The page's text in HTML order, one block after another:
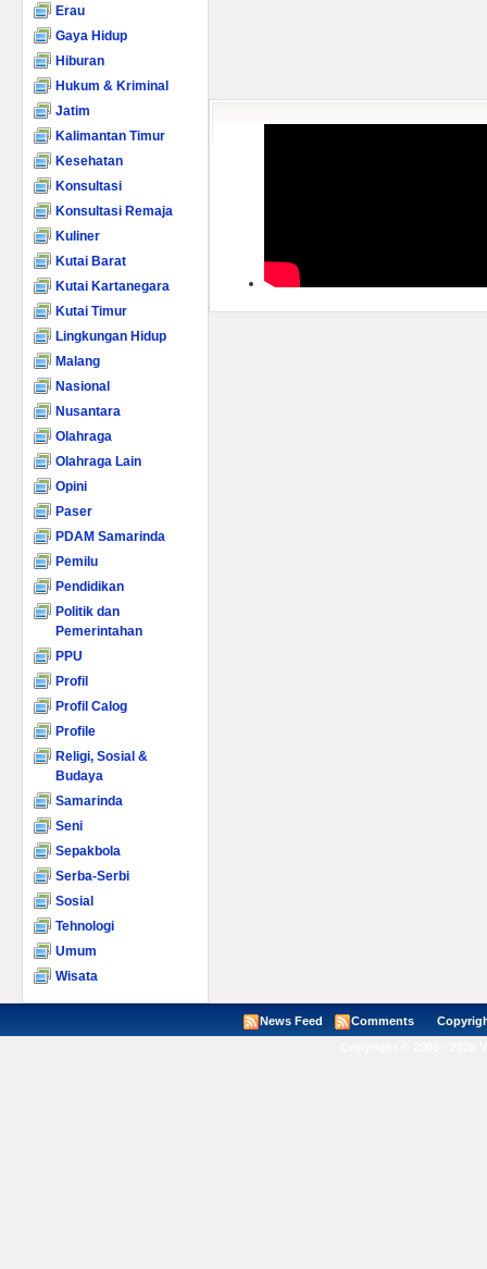
Erau
Gaya Hidup
Hiburan
Hukum & Kriminal
Jatim
Kalimantan Timur
Kesehatan
Konsultasi
Konsultasi Remaja
Kuliner
Kutai Barat
Kutai Kartanegara
Kutai Timur
Lingkungan Hidup
Malang
Nasional
Nusantara
Olahraga
Olahraga Lain
Opini
Paser
PDAM Samarinda
Pemilu
Pendidikan
Politik dan
Pemerintahan
PPU
Profil
Profil Calog
Profile
Religi, Sosial &
Budaya
Samarinda
Seni
Sepakbola
Serba-Serbi
Sosial
Tehnologi
Umum
Wisata
News Feed Comments Copyright